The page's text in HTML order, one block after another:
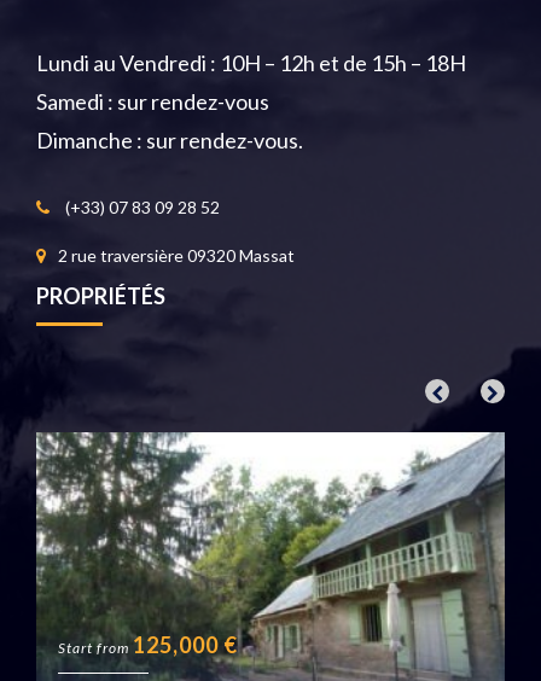
Lundi au Vendredi : 10H – 12h et de 15h – 18H
Samedi : sur rendez-vous
Dimanche : sur rendez-vous.
(+33) 07 83 09 28 52
2 rue traversière 09320 Massat
PROPRIÉTÉS
Start from 125,000 €